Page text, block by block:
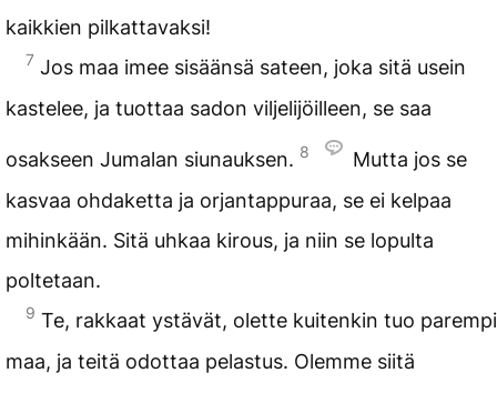
kaikkien pilkattavaksi!
7 Jos maa imee sisäänsä sateen, joka sitä usein
kastelee, ja tuottaa sadon viljelijöilleen, se saa
osakseen Jumalan siunauksen. 8
Mutta jos se
kasvaa ohdaketta ja orjantappuraa, se ei kelpaa
mihinkään. Sitä uhkaa kirous, ja niin se lopulta
poltetaan.
9 Te, rakkaat ystävät, olette kuitenkin tuo parempi
maa, ja teitä odottaa pelastus. Olemme siitä